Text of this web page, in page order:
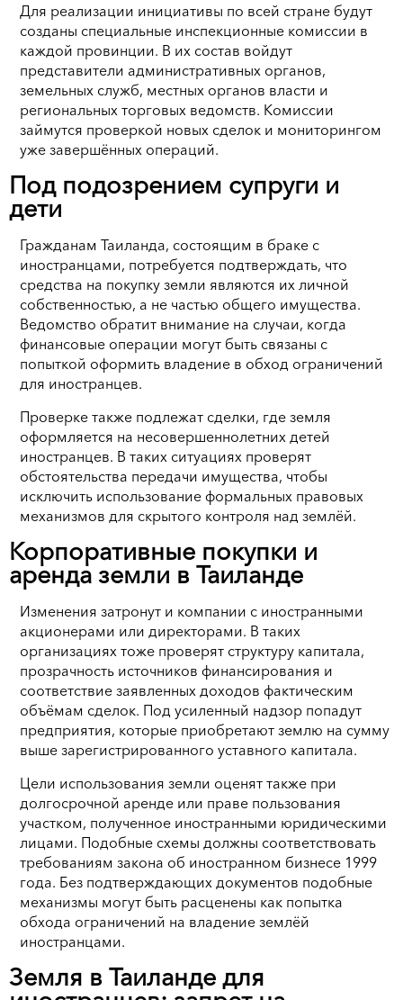
Для реализации инициативы по всей стране будут
созданы специальные инспекционные комиссии в
каждой провинции. В их состав войдут
представители административных органов,
земельных служб, местных органов власти и
региональных торговых ведомств. Комиссии
займутся проверкой новых сделок и мониторингом
уже завершённых операций.
Под подозрением супруги и
дети
Гражданам Таиланда, состоящим в браке с
иностранцами, потребуется подтверждать, что
средства на покупку земли являются их личной
собственностью, а не частью общего имущества.
Ведомство обратит внимание на случаи, когда
финансовые операции могут быть связаны с
попыткой оформить владение в обход ограничений
для иностранцев.
Проверке также подлежат сделки, где земля
оформляется на несовершеннолетних детей
иностранцев. В таких ситуациях проверят
обстоятельства передачи имущества, чтобы
исключить использование формальных правовых
механизмов для скрытого контроля над землёй.
Корпоративные покупки и
аренда земли в Таиланде
Изменения затронут и компании с иностранными
акционерами или директорами. В таких
организациях тоже проверят структуру капитала,
прозрачность источников финансирования и
соответствие заявленных доходов фактическим
объёмам сделок. Под усиленный надзор попадут
предприятия, которые приобретают землю на сумму
выше зарегистрированного уставного капитала.
Цели использования земли оценят также при
долгосрочной аренде или праве пользования
участком, полученное иностранными юридическими
лицами. Подобные схемы должны соответствовать
требованиям закона об иностранном бизнесе 1999
года. Без подтверждающих документов подобные
механизмы могут быть расценены как попытка
обхода ограничений на владение землёй
иностранцами.
Земля в Таиланде для